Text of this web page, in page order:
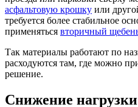
асфальтовую крошку или
требуется более стабильное
применяться вторичный
Так материалы работают по
расходуются там, где можно
решение.
Снижение